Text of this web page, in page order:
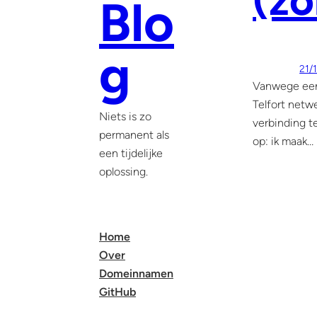
Blo
g
Niets is zo
permanent als
een tijdelijke
oplossing.
Home
Over
Domeinnamen
GitHub
21/
Vanwege
Telfort
verbinding
op: ik maak…